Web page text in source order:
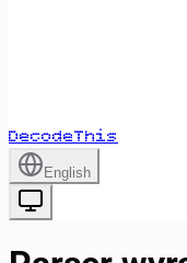
DecodeThis
English